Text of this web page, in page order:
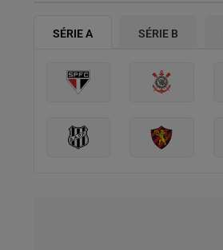
SÉRIE A SÉRIE B